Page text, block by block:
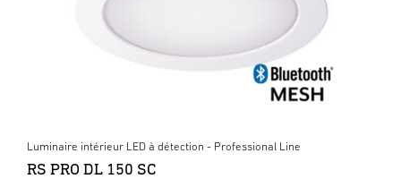
Luminaire intérieur LED à détection - Professional Line
RS PRO DL 150 SC